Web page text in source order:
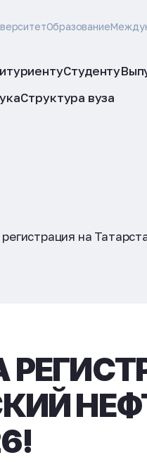
Образование
Студенту
Структура вуза
на